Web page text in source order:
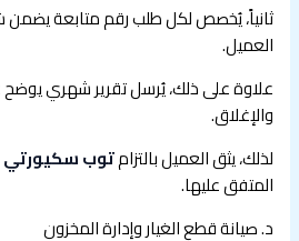
ثانياً، يُخصص لكل طلب رقم متابعة
العميل.
علاوة على ذلك، يُرسل تقرير شهري يوضح
والإغلاق.
لذلك، يثق العميل بالتزامتوب سكيورتي
المتفق عليها.
د. صيانة قطع الغيار وإدارة المخزون